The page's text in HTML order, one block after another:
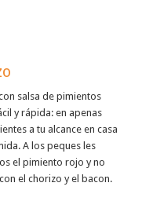
salsa de pimientos
y rápida: en apenas
a tu alcance en casa
A los peques les
el pimiento rojo y no
el chorizo y el bacon.